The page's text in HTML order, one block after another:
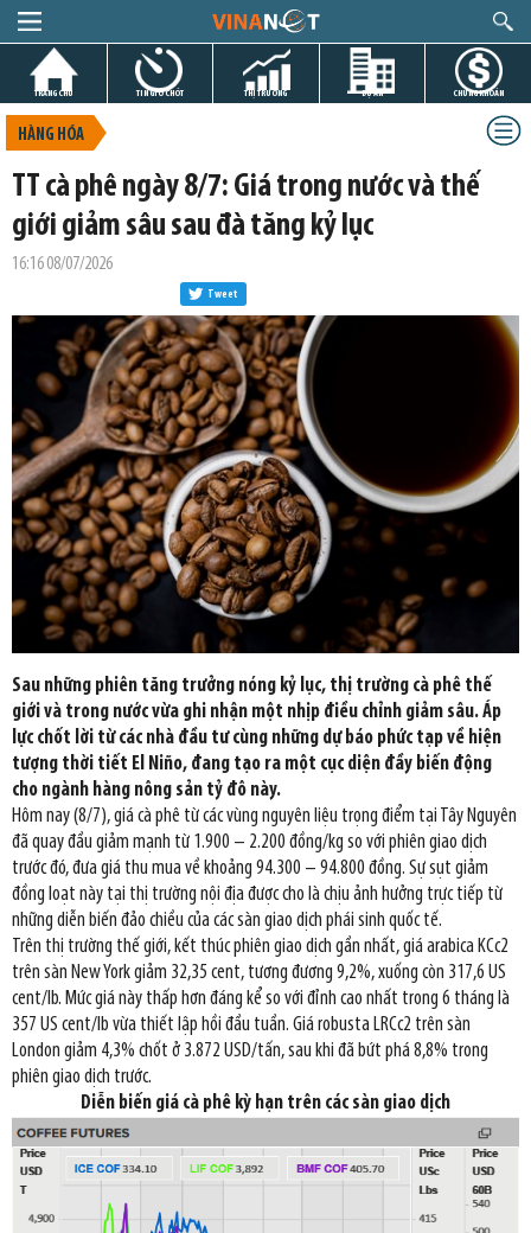
TRANG CHỦ TIN GIỜ CHÓT THỊ TRƯỜNG DỰ ÁN CHỨNG KHOÁN
HÀNG HÓA
TT cà phê ngày 8/7: Giá trong nước và thế
giới giảm sâu sau đà tăng kỷ lục
16:16 08/07/2026
Tweet
Sau những phiên tăng trưởng nóng kỷ lục, thị trường cà phê thế
giới và trong nước vừa ghi nhận một nhịp điều chỉnh giảm sâu. Áp
lực chốt lời từ các nhà đầu tư cùng những dự báo phức tạp về hiện
tượng thời tiết El Niño, đang tạo ra một cục diện đầy biến động
cho ngành hàng nông sản tỷ đô này.
Hôm nay (8/7), giá cà phê từ các vùng nguyên liệu trọng điểm tại Tây Nguyên
đã quay đầu giảm mạnh từ 1.900 – 2.200 đồng/kg so với phiên giao dịch
trước đó, đưa giá thu mua về khoảng 94.300 – 94.800 đồng. Sự sụt giảm
đồng loạt này tại thị trường nội địa được cho là chịu ảnh hưởng trực tiếp từ
những diễn biến đảo chiều của các sàn giao dịch phái sinh quốc tế.
Trên thị trường thế giới, kết thúc phiên giao dịch gần nhất, giá arabica KCc2
trên sàn New York giảm 32,35 cent, tương đương 9,2%, xuống còn 317,6 US
cent/lb. Mức giá này thấp hơn đáng kể so với đỉnh cao nhất trong 6 tháng là
357 US cent/lb vừa thiết lập hồi đầu tuần. Giá robusta LRCc2 trên sàn
London giảm 4,3% chốt ở 3.872 USD/tấn, sau khi đã bứt phá 8,8% trong
phiên giao dịch trước.
Diễn biến giá cà phê kỳ hạn trên các sàn giao dịch